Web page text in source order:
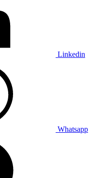
Linkedin
Whatsapp